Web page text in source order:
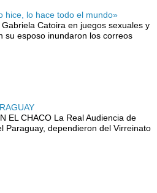
hice, lo hace todo el mundo»
Catoira en juegos sexuales y
su esposo inundaron los correos
EL CHACO La Real Audiencia de
Paraguay, dependieron del Virreinato